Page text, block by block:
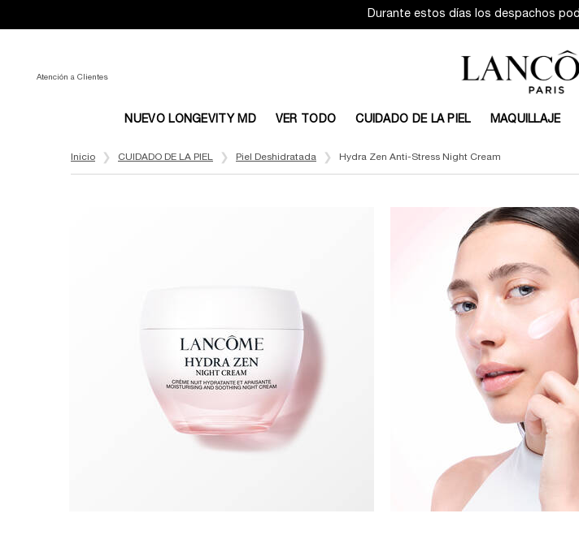
Durante estos días los despachos
Atención a Clientes
NUEVO LONGEVITY MD VER TODO CUIDADO DE LA PIEL MAQUILLAJE
Inicio
CUIDADO DE LA PIEL Piel Deshidratada Hydra Zen Anti-Stress Night Cream